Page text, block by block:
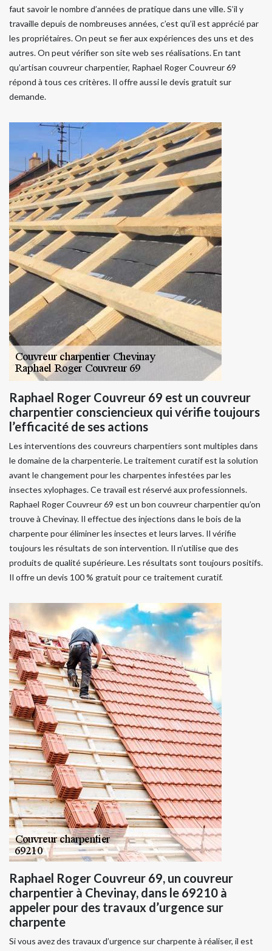
faut savoir le nombre d’années de pratique dans une ville. S’il y
travaille depuis de nombreuses années, c’est qu’il est apprécié par
les propriétaires. On peut se fier aux expériences des uns et des
autres. On peut vérifier son site web ses réalisations. En tant
qu’artisan couvreur charpentier, Raphael Roger Couvreur 69
répond à tous ces critères. Il offre aussi le devis gratuit sur
demande.
Raphael Roger Couvreur 69 est un couvreur
charpentier consciencieux qui vérifie toujours
l’efficacité de ses actions
Les interventions des couvreurs charpentiers sont multiples dans
le domaine de la charpenterie. Le traitement curatif est la solution
avant le changement pour les charpentes infestées par les
insectes xylophages. Ce travail est réservé aux professionnels.
Raphael Roger Couvreur 69 est un bon couvreur charpentier qu’on
trouve à Chevinay. Il effectue des injections dans le bois de la
charpente pour éliminer les insectes et leurs larves. Il vérifie
toujours les résultats de son intervention. Il n’utilise que des
produits de qualité supérieure. Les résultats sont toujours positifs.
Il offre un devis 100 % gratuit pour ce traitement curatif.
Raphael Roger Couvreur 69, un couvreur
charpentier à Chevinay, dans le 69210 à
appeler pour des travaux d’urgence sur
charpente
Si vous avez des travaux d’urgence sur charpente à réaliser, il est